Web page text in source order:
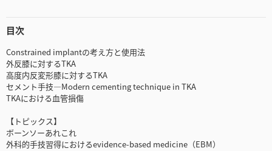
目次
Constrained implantの考え方と使用法
外反膝に対するTKA
高度内反変形膝に対するTKA
セメント手技—Modern cementing technique in TKA
TKAにおける血管損傷
【トピックス】
ボーンソーあれこれ
外科的手技習得におけるevidence-based medicine（EBM）